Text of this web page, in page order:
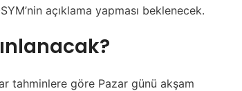
açıklama yapması beklenecek.
tahminlere göre Pazar günü akşam